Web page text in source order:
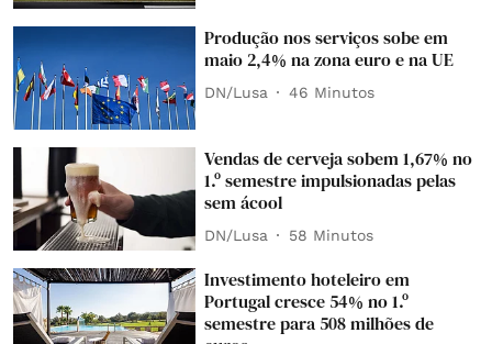
Produção nos serviços sobe em
maio 2,4% na zona euro e na UE
DN/Lusa 46 Minutos
Vendas de cerveja sobem 1,67% no
1.º semestre impulsionadas pelas
sem ácool
DN/Lusa 58 Minutos
Investimento hoteleiro em
Portugal cresce 54% no 1.º
semestre para 508 milhões de